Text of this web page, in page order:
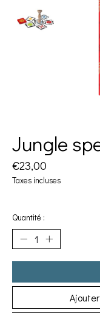
Jungle
€23,00
Taxes incluses
Quantité :